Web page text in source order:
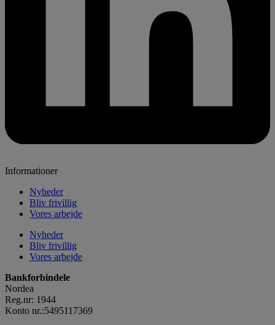
Informationer
Nyheder
Bliv frivillig
Vores arbejde
Nyheder
Bliv frivillig
Vores arbejde
Bankforbindele
Nordea
Reg.nr: 1944
Konto nr.:5495117369